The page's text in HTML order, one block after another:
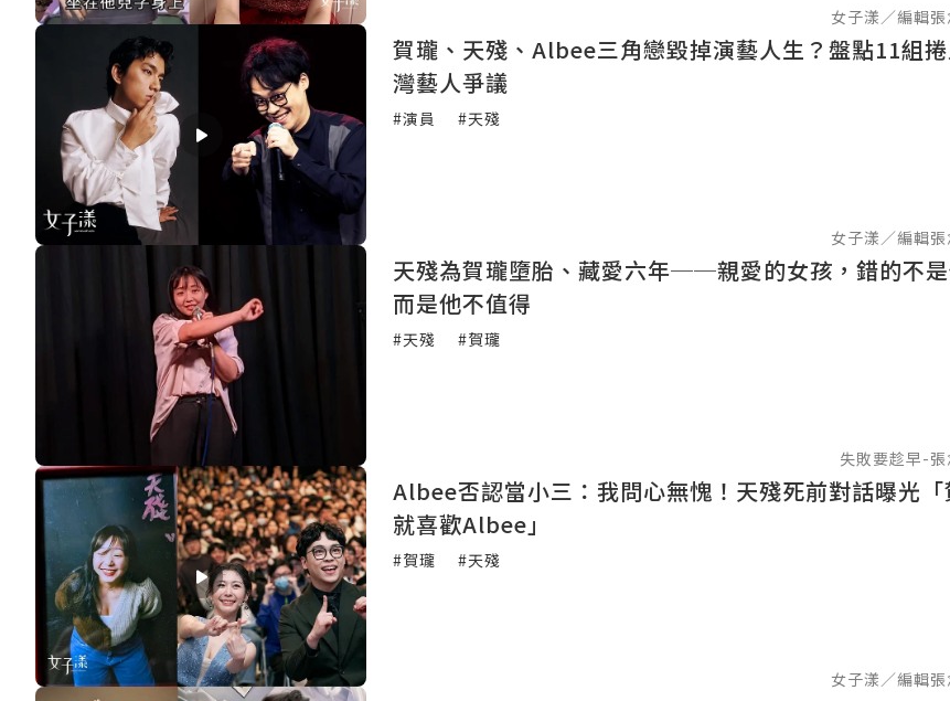
女子漾／編輯
賀瓏、天殘、Albee三角戀毀掉演藝人生？盤點11組
灣藝人爭議
#演員 #天殘
女子漾／編輯
天殘為賀瓏墮胎、藏愛六年──親愛的女孩，錯的不是
而是他不值得
#天殘 #賀瓏
失敗要趁早-張
Albee否認當小三：我問心無愧！天殘死前對話曝光
就喜歡Albee」
#賀瓏 #天殘
女子漾／編輯